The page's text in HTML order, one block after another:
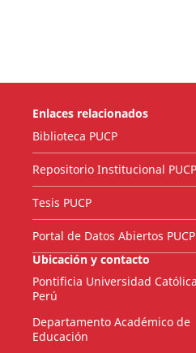
Enlaces relacionados
Biblioteca PUCP
Repositorio Institucional PUCP
Tesis PUCP
Portal de Datos Abiertos PUCP
Ubicación y contacto
Pontificia Universidad
Perú
Departamento Académico de
Educación